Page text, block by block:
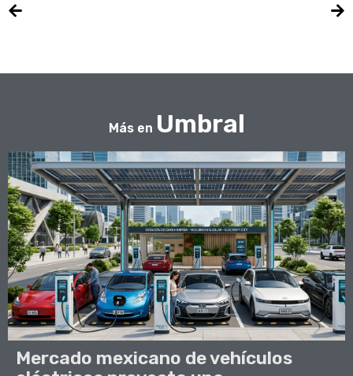
Más en Umbral
Mercado mexicano de vehículos